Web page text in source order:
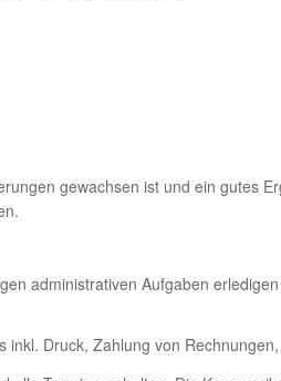
gewachsen ist und ein gutes
administrativen Aufgaben
Druck, Zahlung von